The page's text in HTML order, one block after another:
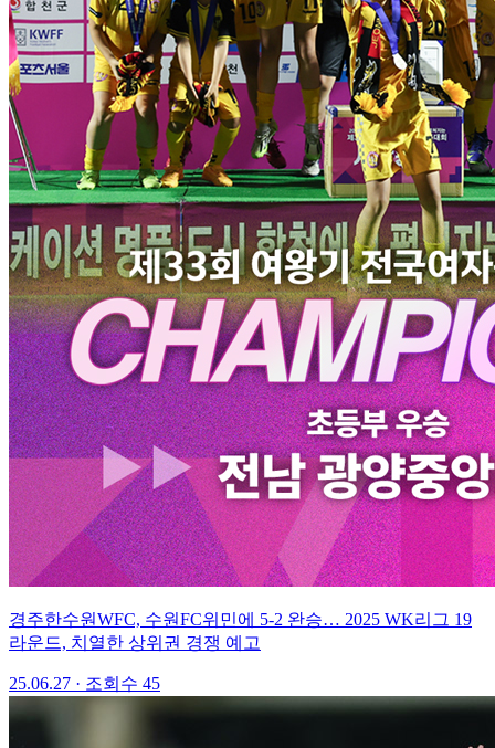
경주한수원WFC, 수원FC위민에 5-2 완승… 2025 WK리그 19
라운드, 치열한 상위권 경쟁 예고
25.06.27 · 조회수 45